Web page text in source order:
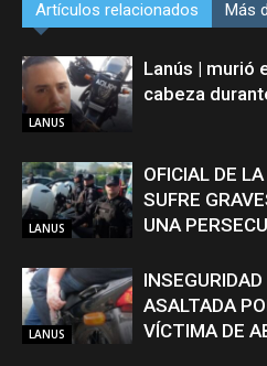
Artículos relacionados Más
LANUS
Lanús | murió
cabeza
LANUS
OFICIAL DE
SUFRE
UNA
LANUS
ASALTADA
VÍCTIMA DE